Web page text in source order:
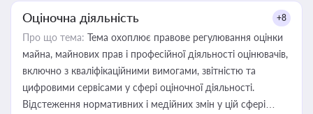
Оціночна діяльність +8
Про що тема: Тема охоплює правове регулювання оцінки
майна, майнових прав і професійної діяльності оцінювачів,
включно з кваліфікаційними вимогами, звітністю та
цифровими сервісами у сфері оціночної діяльності.
Відстеження нормативних і медійних змін у цій сфері